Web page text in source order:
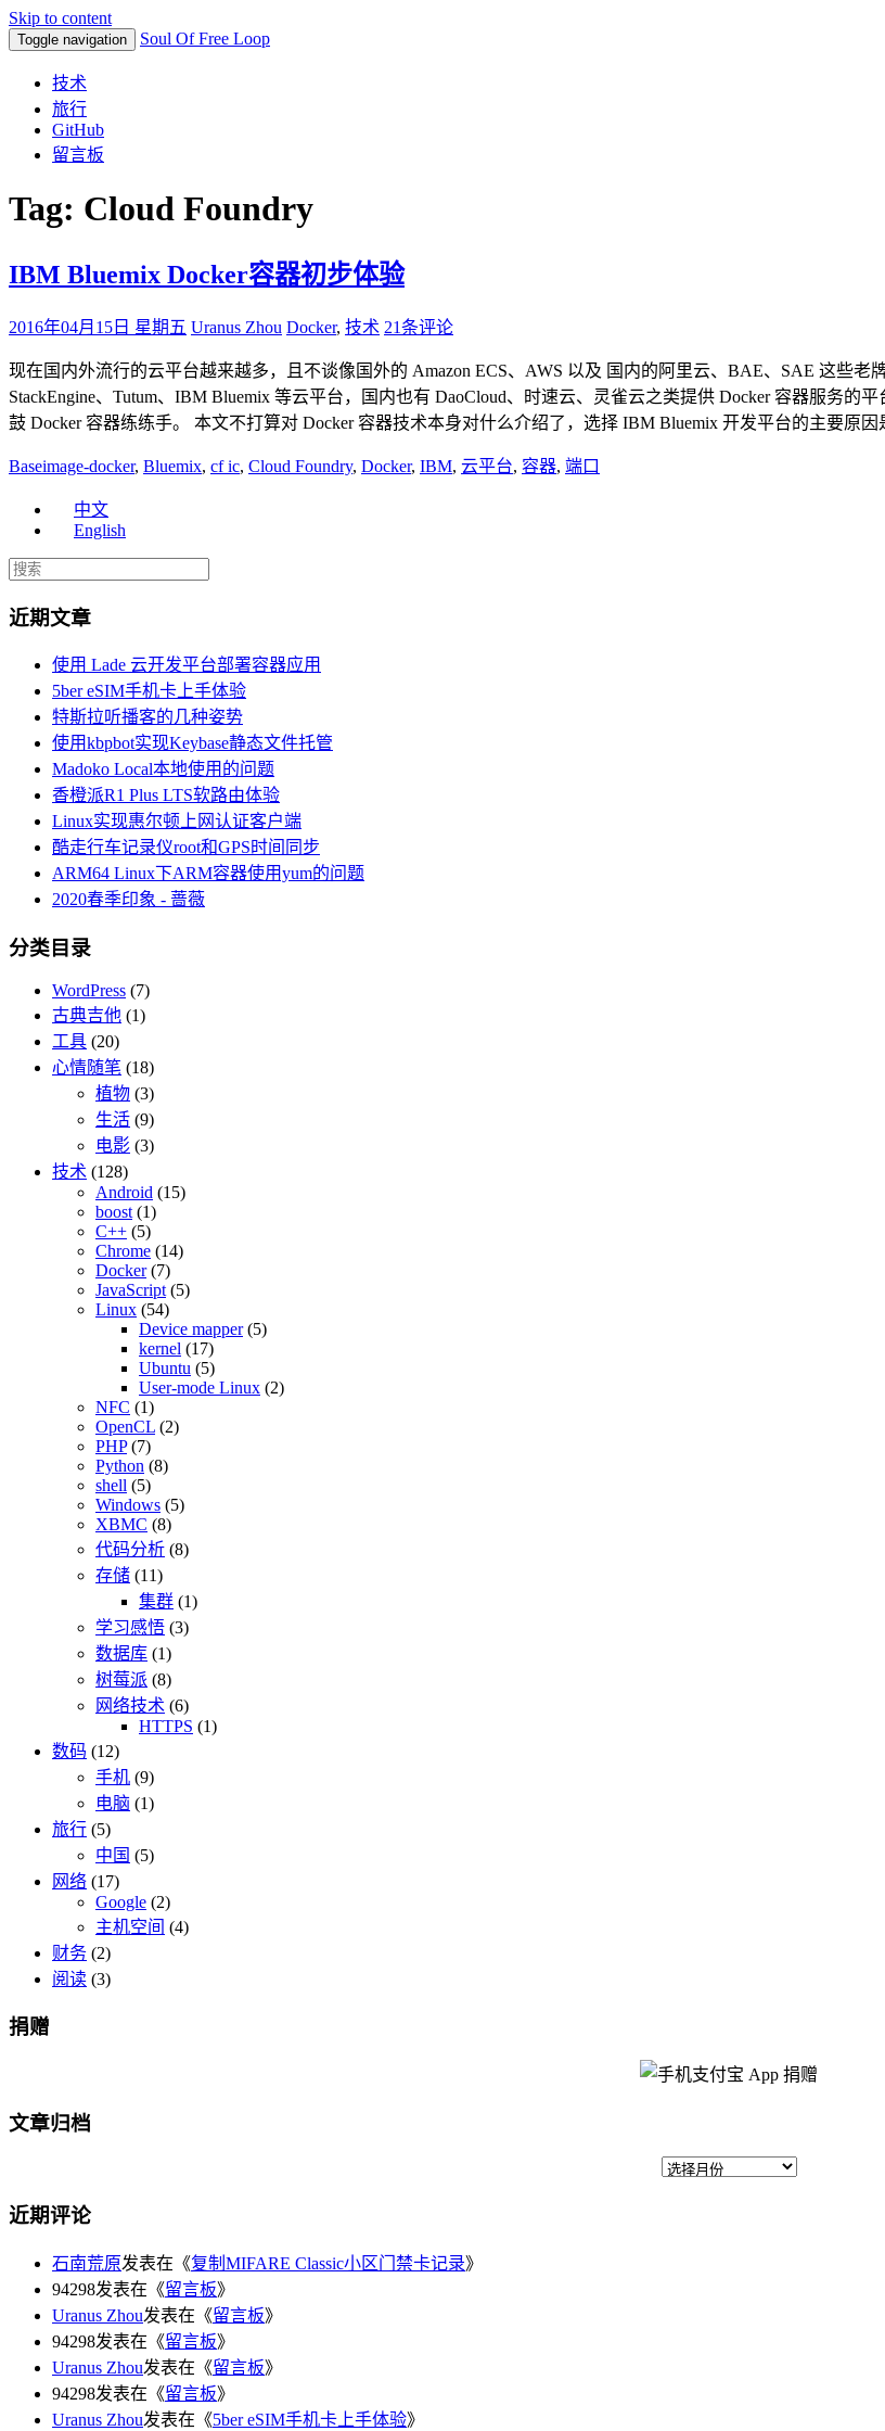
Skip to content
Toggle navigation Soul Of Free Loop
技术
旅行
GitHub
留言板
Tag: Cloud Foundry
IBM Bluemix Docker容器初步体验
2016年04月15日 星期五 Uranus Zhou Docker, 技术 21条评论
现在国内外流行的云平台越来越多，且不谈像国外的 Amazon ECS、AWS 以及 国内的阿里云、BAE、SAE 这些
StackEngine、Tutum、IBM Bluemix 等云平台，国内也有 DaoCloud、时速云、灵雀云之类提供 Docker 容器服务的
鼓 Docker 容器练练手。 本文不打算对 Docker 容器技术本身对什么介绍了，选择 IBM Bluemix 开发平台的主要原
Baseimage-docker, Bluemix, cf ic, Cloud Foundry, Docker, IBM, 云平台, 容器, 端口
中文
English
近期文章
使用 Lade 云开发平台部署容器应用
5ber eSIM手机卡上手体验
特斯拉听播客的几种姿势
使用kbpbot实现Keybase静态文件托管
Madoko Local本地使用的问题
香橙派R1 Plus LTS软路由体验
Linux实现惠尔顿上网认证客户端
酷走行车记录仪root和GPS时间同步
ARM64 Linux下ARM容器使用yum的问题
2020春季印象 - 蔷薇
分类目录
WordPress (7)
古典吉他 (1)
工具 (20)
心情随笔 (18)
植物 (3)
生活 (9)
电影 (3)
技术 (128)
Android (15)
boost (1)
C++ (5)
Chrome (14)
Docker(7)
JavaScript (5)
Linux (54)
Device mapper(5)
kernel (17)
Ubuntu (5)
User-mode Linux (2)
NFC (1)
OpenCL (2)
PHP(7)
Python (8)
shell (5)
Windows (5)
XBMC (8)
代码分析 (8)
存储 (11)
集群 (1)
学习感悟 (3)
数据库 (1)
树莓派 (8)
网络技术 (6)
HTTPS (1)
数码 (12)
手机 (9)
电脑 (1)
旅行 (5)
中国 (5)
网络 (17)
Google (2)
主机空间 (4)
财务 (2)
阅读 (3)
捐赠
文章归档
近期评论
石南荒原发表在《复制MIFARE Classic小区门禁卡记录》
94298发表在《留言板》
Uranus Zhou发表在《留言板》
94298发表在《留言板》
Uranus Zhou发表在《留言板》
94298发表在《留言板》
Uranus Zhou发表在《5ber eSIM手机卡上手体验》